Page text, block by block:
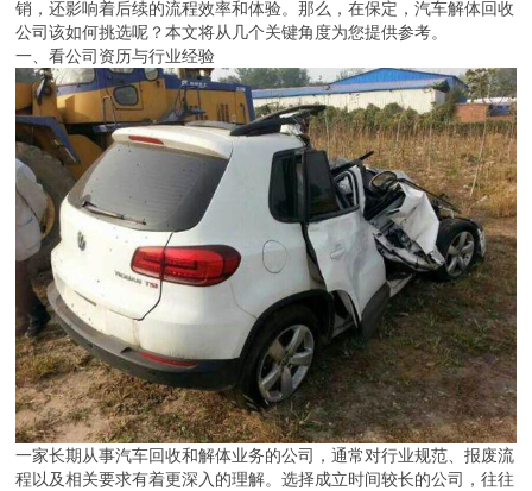
销，还影响着后续的流程效率和体验。那么，在保定，汽车解体回收
公司该如何挑选呢？本文将从几个关键角度为您提供参考。
一、看公司资历与行业经验
一家长期从事汽车回收和解体业务的公司，通常对行业规范、报废流
程以及相关要求有着更深入的理解。选择成立时间较长的公司，往往